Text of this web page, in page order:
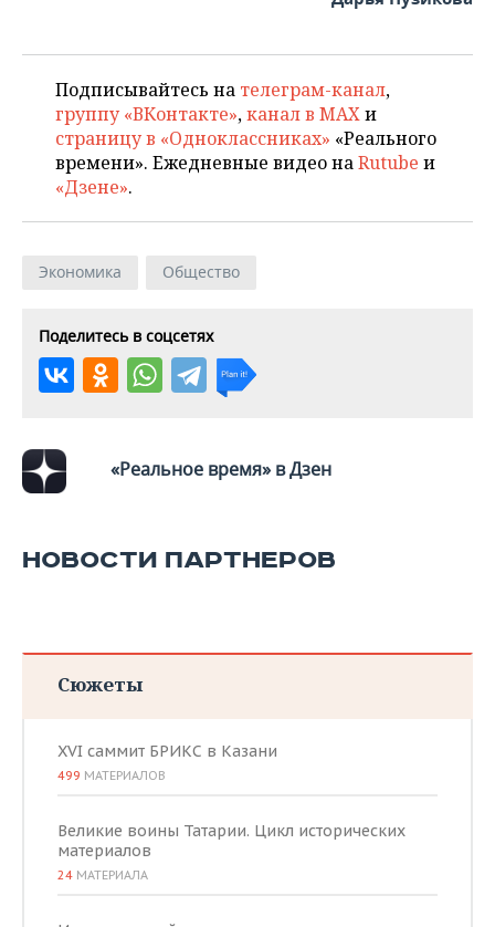
Подписывайтесь на телеграм-канал,
группу «ВКонтакте»,канал в MAXи
страницу в «Одноклассниках» «Реального
времени». Ежедневные видео наRutube и
«Дзене».
Экономика Общество
Поделитесь в соцсетях
«Реальное время» в Дзен
НОВОСТИ ПАРТНЕРОВ
Сюжеты
XVI саммит БРИКС в Казани
499 МАТЕРИАЛОВ
Великие воины Татарии. Цикл исторических
материалов
24 МАТЕРИАЛА